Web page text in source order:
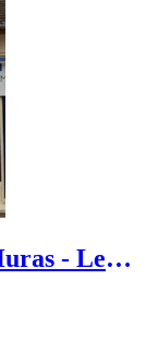
- Le